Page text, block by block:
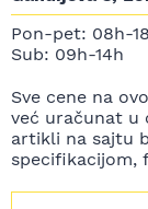
Pon-pet: 08h-
Sub: 09h-14h
Sve cene na
već uračunat u
artikli na sajtu
specifikacijom,